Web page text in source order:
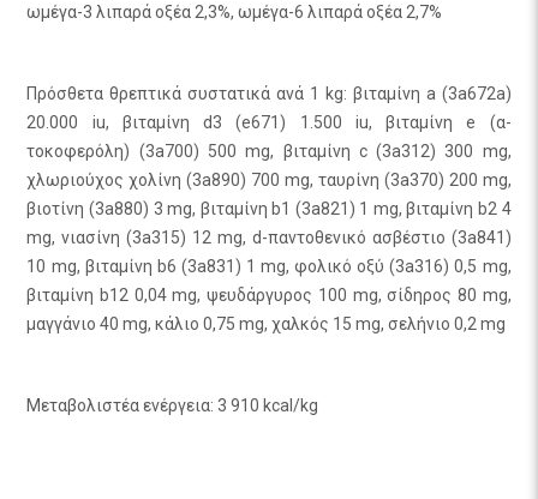
ωμέγα-3 λιπαρά οξέα 2,3%, ωμέγα-6 λιπαρά οξέα 2,7%
Πρόσθετα θρεπτικά συστατικά ανά 1 kg: βιταμίνη a (3a672a)
20.000 iu, βιταμίνη d3 (e671) 1.500 iu, βιταμίνη e (α-
τοκοφερόλη) (3a700) 500 mg, βιταμίνη c (3a312) 300 mg,
χλωριούχος χολίνη (3a890) 700 mg, ταυρίνη (3a370) 200 mg,
βιοτίνη (3a880) 3 mg, βιταμίνη b1 (3a821) 1 mg, βιταμίνη b2 4
mg, νιασίνη (3a315) 12 mg, d-παντοθενικό ασβέστιο (3a841)
10 mg, βιταμίνη b6 (3a831) 1 mg, φολικό οξύ (3a316) 0,5 mg,
βιταμίνη b12 0,04 mg, ψευδάργυρος 100 mg, σίδηρος 80 mg,
μαγγάνιο 40 mg, κάλιο 0,75 mg, χαλκός 15 mg, σελήνιο 0,2 mg
Μεταβολιστέα ενέργεια: 3 910 kcal/kg